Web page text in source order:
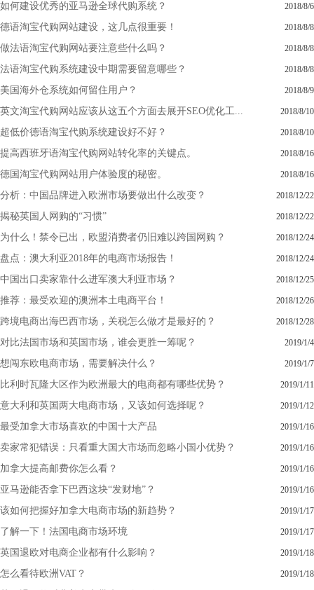
如何建设优秀的亚马逊全球代购系统？ 2018/8/6
德语淘宝代购网站建设，这几点很重要！ 2018/8/8
做法语淘宝代购网站要注意些什么吗？ 2018/8/8
法语淘宝代购系统建设中期需要留意哪些？ 2018/8/8
美国海外仓系统如何留住用户？ 2018/8/9
英文淘宝代购网站应该从这五个方面去展开SEO优化工... 2018/8/10
超低价德语淘宝代购系统建设好不好？ 2018/8/10
提高西班牙语淘宝代购网站转化率的关键点。 2018/8/16
德国淘宝代购网站用户体验度的秘密。 2018/8/16
分析：中国品牌进入欧洲市场要做出什么改变？ 2018/12/22
揭秘英国人网购的“习惯” 2018/12/22
为什么！禁令已出，欧盟消费者仍旧难以跨国网购？ 2018/12/24
盘点：澳大利亚2018年的电商市场报告！ 2018/12/24
中国出口卖家靠什么进军澳大利亚市场？ 2018/12/25
推荐：最受欢迎的澳洲本土电商平台！ 2018/12/26
跨境电商出海巴西市场，关税怎么做才是最好的？ 2018/12/28
对比法国市场和英国市场，谁会更胜一筹呢？ 2019/1/4
想闯东欧电商市场，需要解决什么？ 2019/1/7
比利时瓦隆大区作为欧洲最大的电商都有哪些优势？ 2019/1/11
意大利和英国两大电商市场，又该如何选择呢？ 2019/1/12
最受加拿大市场喜欢的中国十大产品 2019/1/16
卖家常犯错误：只看重大国大市场而忽略小国小优势？ 2019/1/16
加拿大提高邮费你怎么看？ 2019/1/16
亚马逊能否拿下巴西这块“发财地”？ 2019/1/16
该如何把握好加拿大电商市场的新趋势？ 2019/1/17
了解一下！法国电商市场环境 2019/1/17
英国退欧对电商企业都有什么影响？ 2019/1/18
怎么看待欧洲VAT？ 2019/1/18